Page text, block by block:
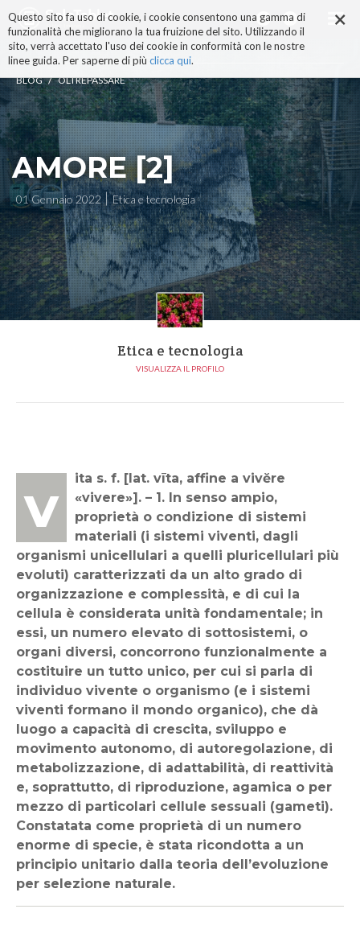
×
Questo sito fa uso di cookie, i cookie consentono una gamma di
funzionalità che migliorano la tua fruizione del sito. Utilizzando il
sito, verrà accettato l'uso dei cookie in conformità con le nostre
linee guida. Per saperne di più clicca qui.
ai
contenuti.
|
alla
navigazione
BLOG / OLTREPASSARE
AMORE [2]
01 Gennaio 2022 Etica e tecnologia
Etica e tecnologia
VISUALIZZA IL PROFILO
vita s. f. [lat. vīta, affine a vivĕre
«vivere»]. – 1. In senso ampio,
proprietà o condizione di sistemi
materiali (i sistemi viventi, dagli
organismi unicellulari a quelli pluricellulari più
evoluti) caratterizzati da un alto grado di
organizzazione e complessità, e di cui la
cellula è considerata unità fondamentale; in
essi, un numero elevato di sottosistemi, o
organi diversi, concorrono funzionalmente a
costituire un tutto unico, per cui si parla di
individuo vivente o organismo (e i sistemi
viventi formano il mondo organico), che dà
luogo a capacità di crescita, sviluppo e
movimento autonomo, di autoregolazione, di
metabolizzazione, di adattabilità, di reattività
e, soprattutto, di riproduzione, agamica o per
mezzo di particolari cellule sessuali (gameti).
Constatata come proprietà di un numero
enorme di specie, è stata ricondotta a un
principio unitario dalla teoria dell’evoluzione
per selezione naturale.